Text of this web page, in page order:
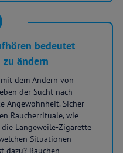
bedeutet
ändern
dem Ändern von
der Sucht nach
Angewohnheit. Sicher
Raucherrituale, wie
Langeweile-Zigarette
Situationen
dazu? Rauchen